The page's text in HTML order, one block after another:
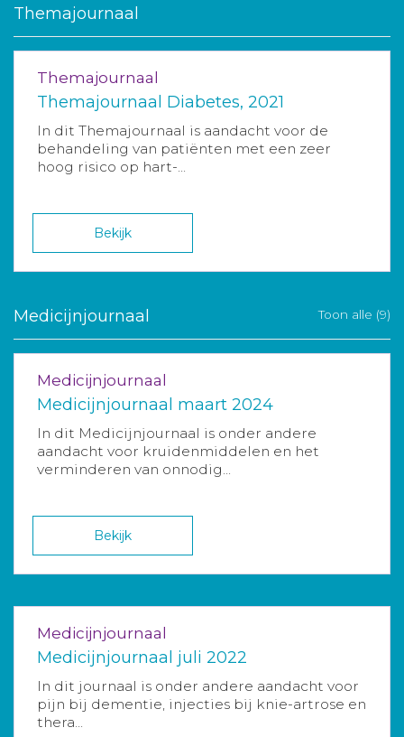
Themajournaal
Themajournaal
Themajournaal Diabetes, 2021
In dit Themajournaal is aandacht voor de
behandeling van patiënten met een zeer
hoog risico op hart-...
Bekijk
Medicijnjournaal Toon alle (9)
Medicijnjournaal
Medicijnjournaal maart 2024
In dit Medicijnjournaal is onder andere
aandacht voor kruidenmiddelen en het
verminderen van onnodig...
Bekijk
Medicijnjournaal
Medicijnjournaal juli 2022
In dit journaal is onder andere aandacht voor
pijn bij dementie, injecties bij knie-artrose en
thera...